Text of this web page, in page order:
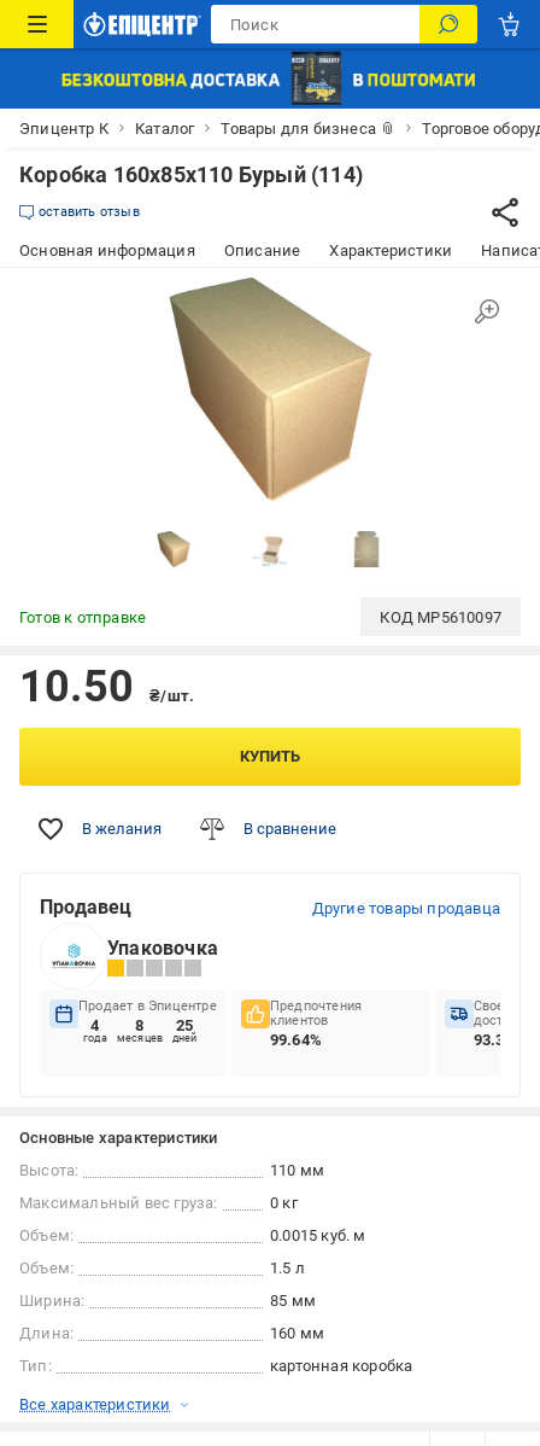
Эпицентр К Каталог Товары для бизнеса 📎 Торговое
Коробка 160х85х110 Бурый (114)
оставить отзыв
Основная информация Описание Характеристики
Готов к отправке КОД MP5610097
10.50 ₴/шт.
КУПИТЬ
В желания В сравнение
Продавец Другие товары продавца
Упаковочка
Продает в Эпицентре
4
года
8
месяцев
25
дней
Предпочтения
клиентов
99.64%
доставок
93.37%
Основные характеристики
Высота:
110 мм
Максимальный вес груза:
0 кг
Объем:
0.0015 куб. м
Объем:
1.5 л
Ширина:
85 мм
Длина:
160 мм
Тип:
картонная коробка
Все характеристики